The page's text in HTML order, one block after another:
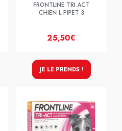
FRONTLINE TRI ACT
CHIEN L PIPET 3
25,50€
JE LE PRENDS !